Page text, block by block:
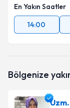
En Yakın Saatler
14:00
Bölgenize